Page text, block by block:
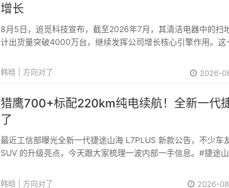
增长
8月5日，追觅科技宣布，截至2026年7月，其清洁电器中的扫
计出货量突破4000万台，继续发挥公司增长核心引擎作用。这
球销量、销额双第一，在全球30个国家市占第一；...
韩晗 | 方向对了 2026-
猎鹰700+标配220km纯电续航！全新一代
了
最近工信部曝光全新一代捷途山海 L7PLUS 新款公告，不少车
SUV 的升级亮点，今天跟大家梳理一波内部一手信息。#捷途
韩晗 | 方向对了 2026-